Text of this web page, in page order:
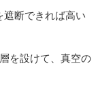
断できれば高い
を設けて、真空の